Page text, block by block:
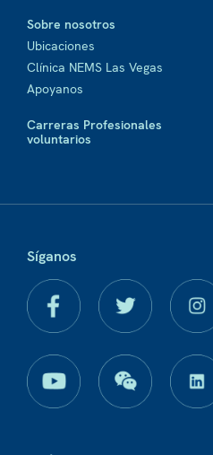
Sobre nosotros
Ubicaciones
Clínica NEMS Las Vegas
Apoyanos
Carreras Profesionales
voluntarios
Síganos